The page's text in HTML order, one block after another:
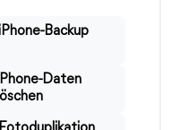
Backup
Daten
löschen